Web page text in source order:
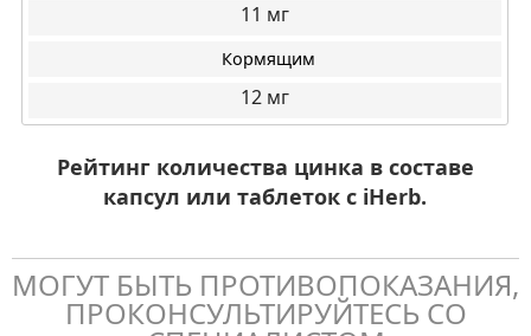
11
Кормящим
12
Рейтинг количества цинка в составе
капсул или таблеток с iHerb.
МОГУТ БЫТЬ ПРОТИВОПОКАЗАНИЯ,
ПРОКОНСУЛЬТИРУЙТЕСЬ СО